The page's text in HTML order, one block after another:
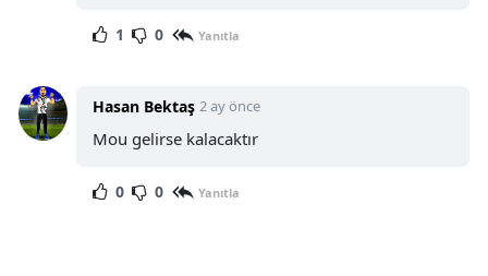
1 0 Yanıtla
Hasan Bektaş 2 ay önce
Mou gelirse kalacaktır
0 0 Yanıtla